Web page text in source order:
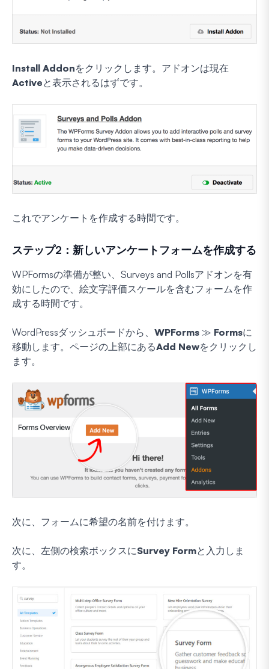
Install Addonをクリックします。アドオンは現在
Activeと表示されるはずです。
これでアンケートを作成する時間です。
ステップ2：新しいアンケートフォームを作成する
WPFormsの準備が整い、Surveys and Pollsアドオンを有
効にしたので、絵文字評価スケールを含むフォームを作
成する時間です。
WordPressダッシュボードから、 WPForms ≫ Formsに
移動します。ページの上部にあるAdd Newをクリックし
ます。
次に、フォームに希望の名前を付けます。
次に、左側の検索ボックスにSurvey Formと入力しま
す。